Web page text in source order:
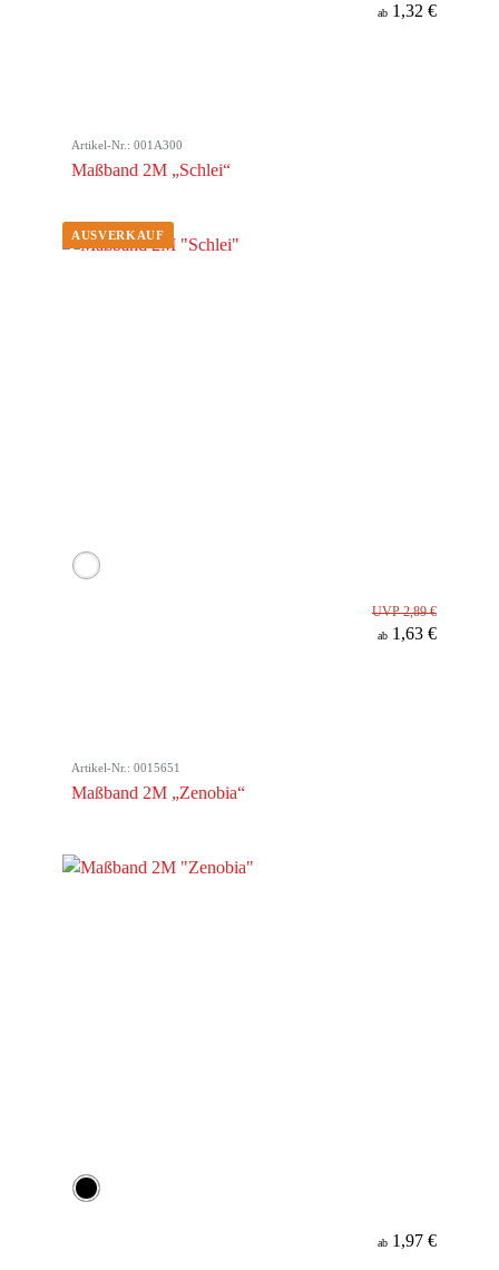
ab 1,32 €
Artikel-Nr.: 001A300
Maßband 2M „Schlei“
UVP 2,89 €
ab 1,63 €
Artikel-Nr.: 0015651
Maßband 2M „Zenobia“
ab 1,97 €